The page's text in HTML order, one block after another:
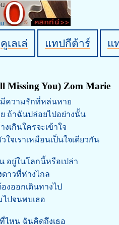
เลเล่ แทปกีต้าร์ แ
Missing You) Zom Marie
มีความรักที่หล่นหาย
ถ้าฉันปล่อยไปอย่างนั้น
งเกินใครจะเข้าใจ
จเราเหมือนเป็นใจเดียวกัน
อยู่ในโลกนี้หรือเปล่า
าวที่ห่างไกล
งออกเดินทางไป
ปจนพบเธอ
ไหน ฉันคิดถึงเธอ